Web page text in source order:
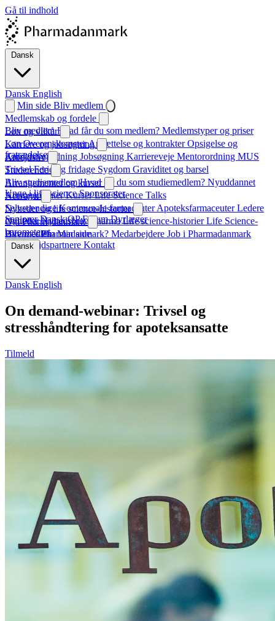
Gå til indhold
Dansk
Dansk English
Min side Bliv medlem
Medlemskab og fordele
Bliv medlemHvad får du som medlem? Medlemstyper og priser
Løn og vilkår
LønOverenskomsterAnsættelse og kontrakterOpsigelse og
fratrædelse
Karriere og jobsøgning
Karrierevejledning Jobsøgning Karriereveje Mentorordning MUS
Arbejdsliv
TrivselFerie og fridage Sygdom Graviditet og barsel
Studerende
Bliv studiemedlemHvad får du som studiemedlem? Nyuddannet
Unge i life scienceSponsorater
Arrangementer og kurser
ArrangementerKurserLife Science Talks
Netværk
SelvstændigeKommunale farmaceuterApoteksfarmaceuterLedere
SeniorerDansk QP ForumDyrlæger
Nyheder og life science-historier
NyhederNyhedsbrev PharmaLife science-historierLife Science-
barometeret
Om Pharmadanmark
Hvem er Pharmadanmark? Medarbejdere Job i Pharmadanmark
Samarbejdspartnere Kontakt
Bliv medlemMin side
Dansk
Dansk English
On demand-webinar: Trivsel og
stresshåndtering for apoteksansatte
Tilmeld